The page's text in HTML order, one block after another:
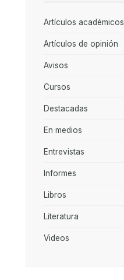
Artículos académicos
Artículos de opinión
Avisos
Cursos
Destacadas
En medios
Entrevistas
Informes
Libros
Literatura
Videos